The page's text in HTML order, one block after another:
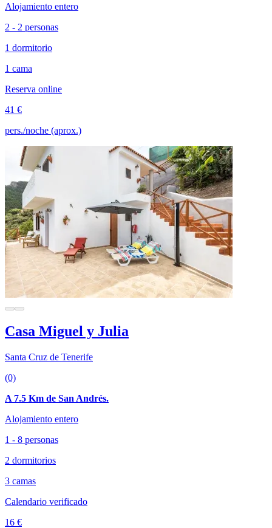
Alojamiento entero
2 - 2 personas
1 dormitorio
1 cama
Reserva online
41 €
pers./noche (aprox.)
Casa Miguel y Julia
Santa Cruz de Tenerife
(0)
A 7.5 Km de San Andrés.
Alojamiento entero
1 - 8 personas
2 dormitorios
3 camas
Calendario verificado
16 €